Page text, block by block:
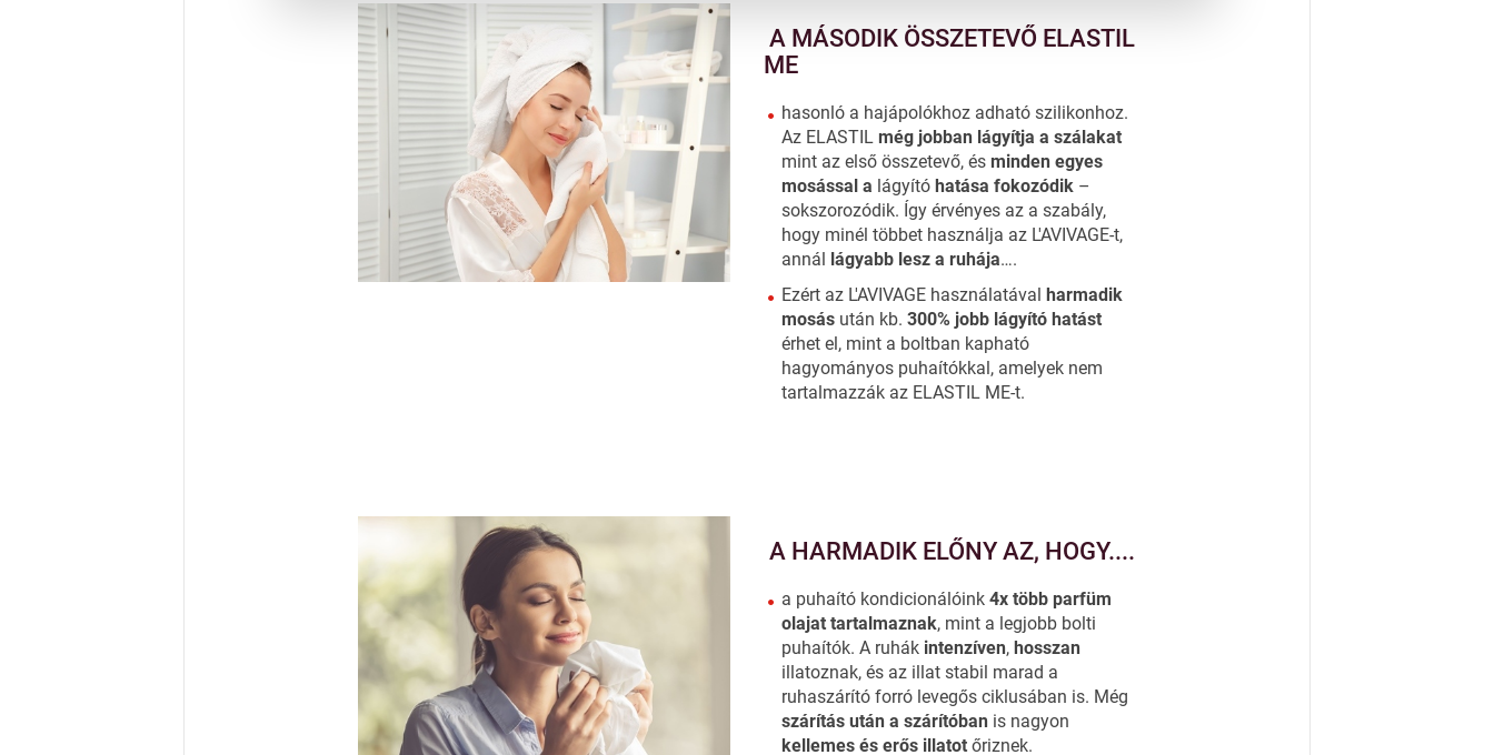
A MÁSODIK ÖSSZETEVŐ ELASTIL
ME
hasonló a hajápolókhoz adható szilikonhoz.
Az ELASTIL még jobban lágyítja a szálakat
mint az első összetevő, és minden egyes
mosással a lágyító hatása fokozódik –
sokszorozódik. Így érvényes az a szabály,
hogy minél többet használja az L'AVIVAGE-t,
annál lágyabb lesz a ruhája….
Ezért az L'AVIVAGE használatával harmadik
mosás után kb. 300% jobb lágyító hatást
érhet el, mint a boltban kapható
hagyományos puhaítókkal, amelyek nem
tartalmazzák az ELASTIL ME-t.
A HARMADIK ELŐNY AZ, HOGY....
a puhaító kondicionálóink 4x több parfüm
olajat tartalmaznak, mint a legjobb bolti
puhaítók. A ruhák intenzíven, hosszan
illatoznak, és az illat stabil marad a
ruhaszárító forró levegős ciklusában is. Még
szárítás után a szárítóban is nagyon
kellemes és erős illatot őriznek.